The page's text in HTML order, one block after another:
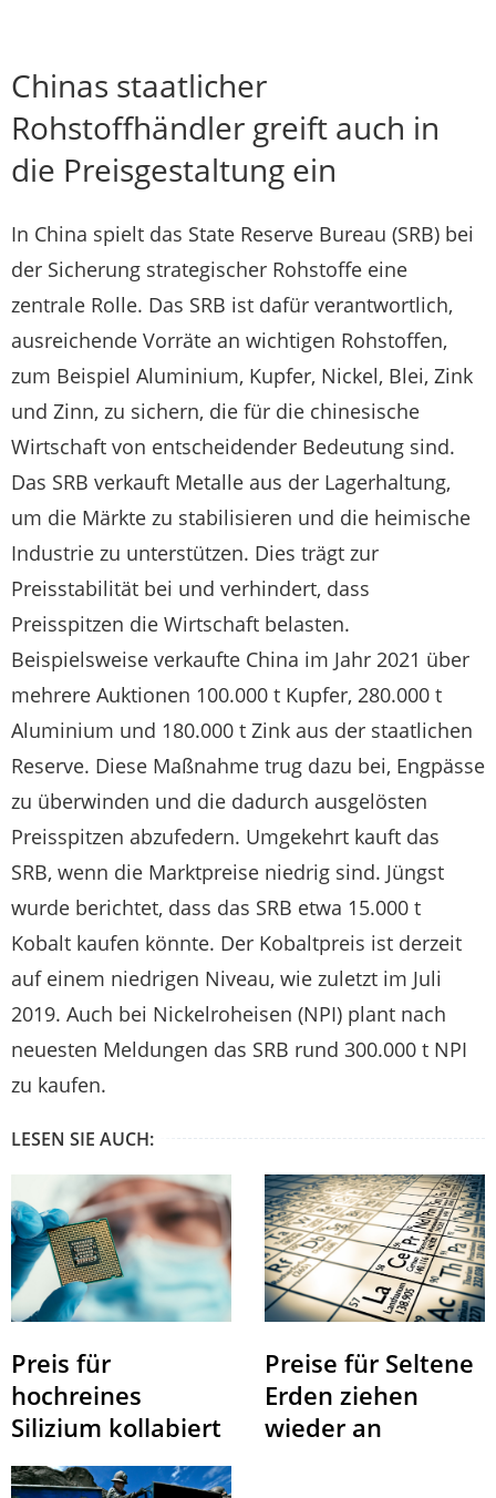
Chinas staatlicher
Rohstoffhändler greift auch in
die Preisgestaltung ein
In China spielt das State Reserve Bureau (SRB) bei
der Sicherung strategischer Rohstoffe eine
zentrale Rolle. Das SRB ist dafür verantwortlich,
ausreichende Vorräte an wichtigen Rohstoffen,
zum Beispiel Aluminium, Kupfer, Nickel, Blei, Zink
und Zinn, zu sichern, die für die chinesische
Wirtschaft von entscheidender Bedeutung sind.
Das SRB verkauft Metalle aus der Lagerhaltung,
um die Märkte zu stabilisieren und die heimische
Industrie zu unterstützen. Dies trägt zur
Preisstabilität bei und verhindert, dass
Preisspitzen die Wirtschaft belasten.
Beispielsweise verkaufte China im Jahr 2021 über
mehrere Auktionen 100.000 t Kupfer, 280.000 t
Aluminium und 180.000 t Zink aus der staatlichen
Reserve. Diese Maßnahme trug dazu bei, Engpässe
zu überwinden und die dadurch ausgelösten
Preisspitzen abzufedern. Umgekehrt kauft das
SRB, wenn die Marktpreise niedrig sind. Jüngst
wurde berichtet, dass das SRB etwa 15.000 t
Kobalt kaufen könnte. Der Kobaltpreis ist derzeit
auf einem niedrigen Niveau, wie zuletzt im Juli
2019. Auch bei Nickelroheisen (NPI) plant nach
neuesten Meldungen das SRB rund 300.000 t NPI
zu kaufen.
LESEN SIE AUCH:
Preis für
hochreines
Silizium kollabiert
Preise für Seltene
Erden ziehen
wieder an